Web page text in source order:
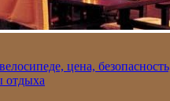
цена,
отдыха